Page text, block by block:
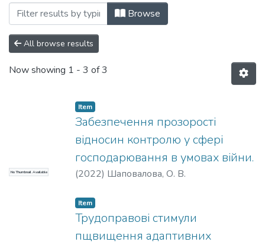
Browsing Матеріали конференцій,
Browse
All browse results
Now showing 1 - 3 of 3
No Thumbnail Available
Item
Забезпечення прозорості
відносин контролю у сфері
господарювання в умовах війни.
(2022) Шаповалова, О. В.
Item
Трудоправові стимули
пщвищення адаптивних